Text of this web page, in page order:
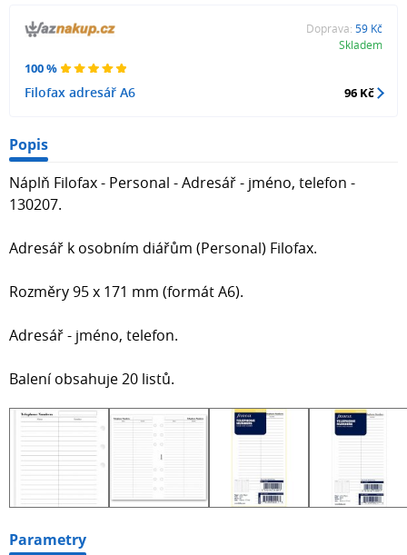
100 %
Filofax adresář A6
Doprava: 59 Kč
Skladem
96 Kč
Popis
Náplň Filofax - Personal - Adresář - jméno, telefon -
130207.
Adresář k osobním diářům (Personal) Filofax.
Rozměry 95 x 171 mm (formát A6).
Adresář - jméno, telefon.
Balení obsahuje 20 listů.
Parametry